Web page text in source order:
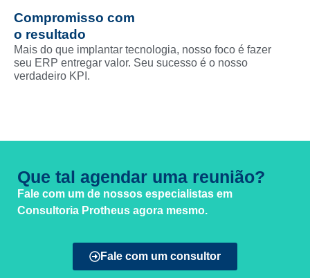
Compromisso com
o resultado
Mais do que implantar tecnologia, nosso foco é fazer
seu ERP entregar valor. Seu sucesso é o nosso
verdadeiro KPI.
Que tal agendar uma reunião?
Fale com um de nossos especialistas em
Consultoria Protheus agora mesmo.
Fale com um consultor